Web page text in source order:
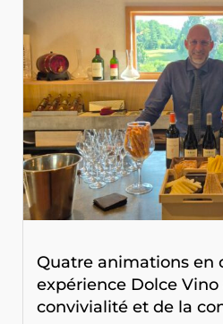
Quatre animations en
expérience Dolce Vino
convivialité et de la